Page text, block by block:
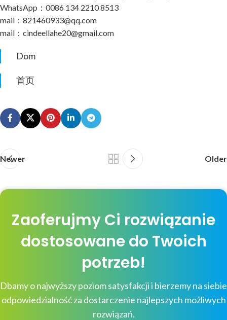
WhatsApp：0086 134 2210 8513
mail：821460933@qq.com
mail：cindeellahe20@gmail.com
Dom
首页
Newer Older
Zaoferujmy Ci rozwiązanie
dostosowane do Twoich
potrzeb!
Dbamy o najwyższy poziom satysfakcji i bierzemy na siebie
odpowiedzialność za dostarczenie najlepszych możliwych
rozwiązań.